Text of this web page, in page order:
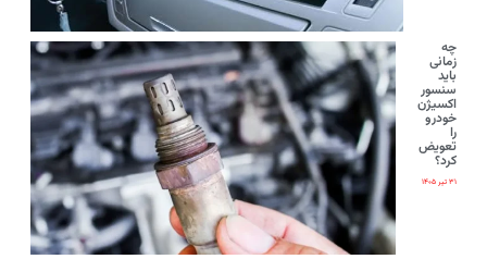
چه
زمانی
باید
سنسور
اکسیژن
خودرو
را
تعویض
کرد؟
۳۱ تیر ۱۴۰۵